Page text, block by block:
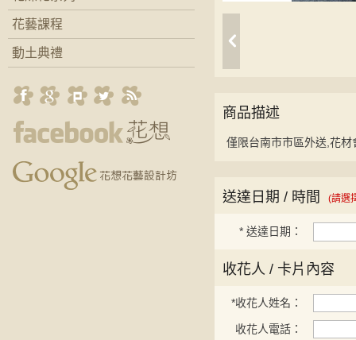
花藝課程
動土典禮
商品描述
僅限台南市市區外送,花
送達日期 / 時間 (請選
* 送達日期：
收花人 / 卡片內容
*收花人姓名：
收花人電話：